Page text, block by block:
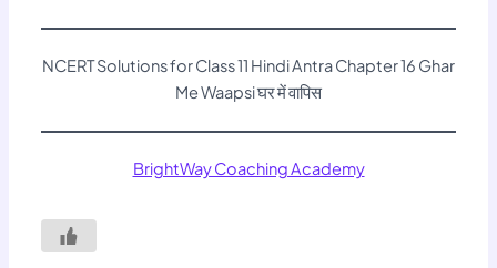
NCERT Solutions for Class 11 Hindi Antra Chapter 16 Ghar
Me Waapsi घर में वापिस
BrightWay Coaching Academy